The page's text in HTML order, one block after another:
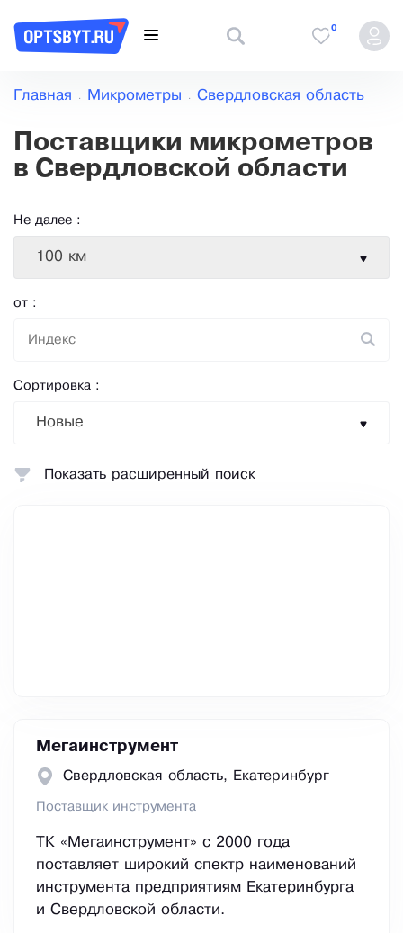
0
Главная Микрометры Свердловская область
Поставщики микрометров
в Свердловской области
Не далее :
100 км
от :
Сортировка :
Новые
Мегаинструмент
Свердловская область, Екатеринбург
Поставщик инструмента
ТК «Мегаинструмент» с 2000 года
поставляет широкий спектр наименований
инструмента предприятиям Екатеринбурга
и Свердловской области.
Показать расширенный поиск